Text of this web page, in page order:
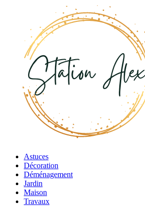
Astuces
Décoration
Déménagement
Jardin
Maison
Travaux